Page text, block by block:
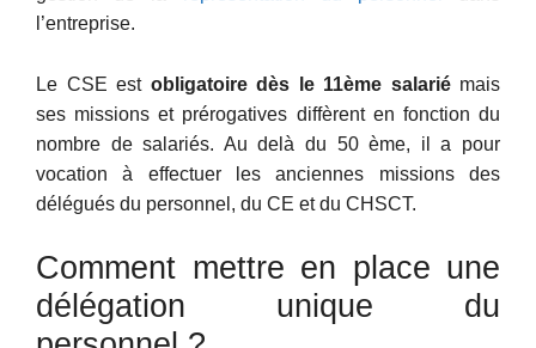
l’entreprise.
Le CSE est obligatoire dès le 11ème salariémais
ses missions et prérogatives diffèrent en fonction du
nombre de salariés. Au delà du 50 ème, il a pour
vocation à effectuer les anciennes missions des
délégués du personnel, du CE et du CHSCT.
Comment mettre en place une
délégation unique du